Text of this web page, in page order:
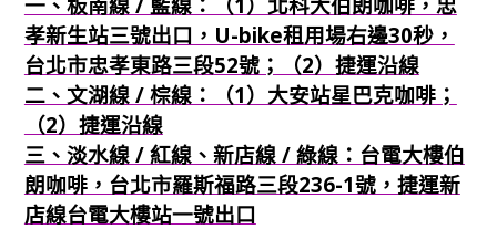
孝新生站三號出口，U-bike租用場右邊30秒，
台北市忠孝東路三段52號；（2）捷運沿線
二、文湖線 / 棕線：（1）大安站星巴克咖啡；
（2）捷運沿線
三、淡水線 / 紅線、新店線 / 綠線：台電大樓伯
朗咖啡，台北市羅斯福路三段236-1號，捷運新
店線台電大樓站一號出口